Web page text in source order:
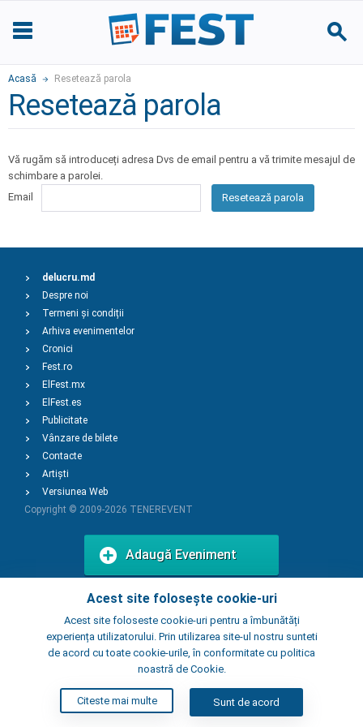
Acasă Resetează parola
Resetează parola
Vă rugăm să introduceți adresa Dvs de email pentru a vă trimite mesajul de
schimbare a parolei.
Email
Resetează parola
Acest site folosește cookie-uri
Acest site foloseste cookie-uri pentru a îmbunătăți
experiența utilizatorului. Prin utilizarea site-ul nostru sunteti
de acord cu toate cookie-urile, în conformitate cu politica
noastră de Cookie.
Citeste mai multe Sunt de acord
delucru.md
Despre noi
Termeni și condiții
Arhiva evenimentelor
Cronici
Fest.ro
ElFest.mx
ElFest.es
Publicitate
Vânzare de bilete
Contacte
Artiști
Versiunea Web
Copyright © 2009-2026 TENEREVENT
Adaugă Eveniment
Adaugă Local